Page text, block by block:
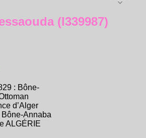
(I339987)
: Bône-
d’Alger
Bône-Annaba
ALGÉRIE